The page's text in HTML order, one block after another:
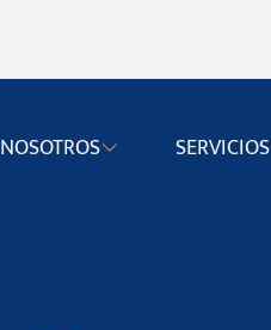
NOSOTROS SERVICIOS